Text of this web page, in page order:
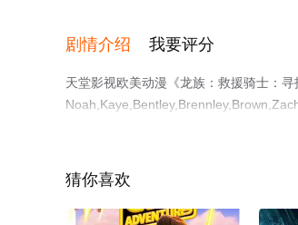
剧情介绍 我要评分
天堂影视欧美动漫《龙族：救援骑士：
网，更多相关信息可移步至豆瓣动漫、
猜你喜欢